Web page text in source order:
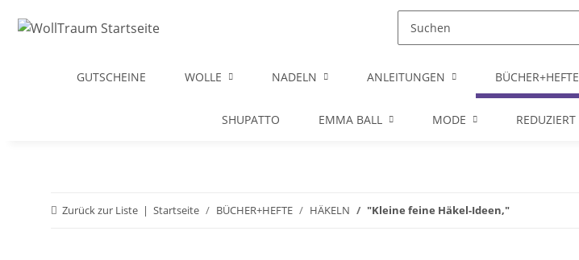
GUTSCHEINE WOLLE NADELN ANLEITUNGEN BÜCHER+HEFTE
SHUPATTO EMMA BALL MODE REDUZIERT
Zurück zur Liste Startseite BÜCHER+HEFTE HÄKELN "Kleine feine Häkel-Ideen,"